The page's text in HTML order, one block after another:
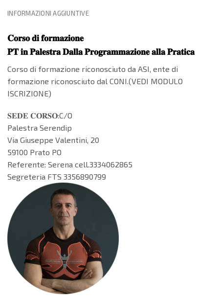
INFORMAZIONI AGGIUNTIVE
𝐂𝐨𝐫𝐬𝐨 𝐝𝐢 𝐟𝐨𝐫𝐦𝐚𝐳𝐢𝐨𝐧𝐞
𝐏𝐓 𝐢𝐧 𝐏𝐚𝐥𝐞𝐬𝐭𝐫𝐚 𝐃𝐚𝐥𝐥𝐚 𝐏𝐫𝐨𝐠𝐫𝐚𝐦𝐦𝐚𝐳𝐢𝐨𝐧𝐞 𝐚𝐥𝐥𝐚 𝐏𝐫𝐚𝐭𝐢𝐜𝐚
Corso di formazione riconosciuto da ASI, ente di
formazione riconosciuto dal CONI.(VEDI MODULO
ISCRIZIONE)
𝐒𝐄𝐃𝐄 𝐂𝐎𝐑𝐒𝐎:C/O
Palestra Serendip
Via Giuseppe Valentini, 20
59100 Prato PO
Referente: Serena cell.3334062865
Segreteria FTS 3356890799